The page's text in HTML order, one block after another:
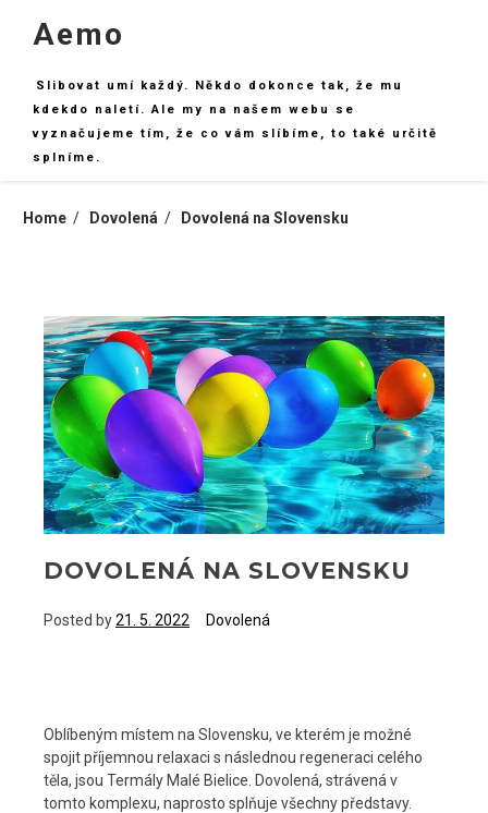
Aemo
Slibovat umí každý. Někdo dokonce tak, že mu
kdekdo naletí. Ale my na našem webu se
vyznačujeme tím, že co vám slíbíme, to také určitě
splníme.
Home Dovolená Dovolená na Slovensku
DOVOLENÁ NA SLOVENSKU
Posted by21. 5. 2022 Dovolená
Oblíbeným místem na Slovensku, ve kterém je možné
spojit příjemnou relaxaci s následnou regeneraci celého
těla, jsou Termály Malé Bielice. Dovolená, strávená v
tomto komplexu, naprosto splňuje všechny představy.